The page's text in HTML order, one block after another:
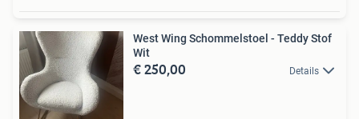
West Wing Schommelstoel - Teddy Stof
Wit
€ 250,00 Details